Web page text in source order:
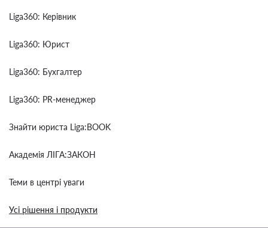
Liga360: Керівник
Liga360: Юрист
Liga360: Бухгалтер
Liga360: PR-менеджер
Знайти юриста Liga:BOOK
Академія ЛІГА:ЗАКОН
Теми в центрі уваги
Усі рішення і продукти